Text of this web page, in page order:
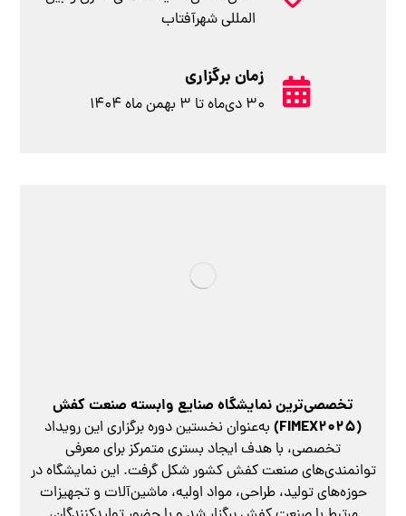
محل برگزاری
المللی شهرآفتاب
تخصصی‌ترین نمایشگاه صنایع وابسته صنعت کفش
(FIMEX2025)
به‌عنوان نخستین دوره برگزاری این رویداد
تخصصی، با هدف ایجاد بستری متمرکز برای معرفی